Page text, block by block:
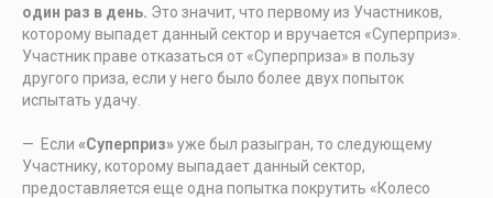
один раз в день. Это значит, что первому из Участников,
которому выпадет данный сектор и вручается «Суперприз».
Участник праве отказаться от «Суперприза» в пользу
другого приза, если у него было более двух попыток
испытать удачу.
— Если «Суперприз»уже был разыгран, то следующему
Участнику, которому выпадает данный сектор,
предоставляется еще одна попытка покрутить «Колесо